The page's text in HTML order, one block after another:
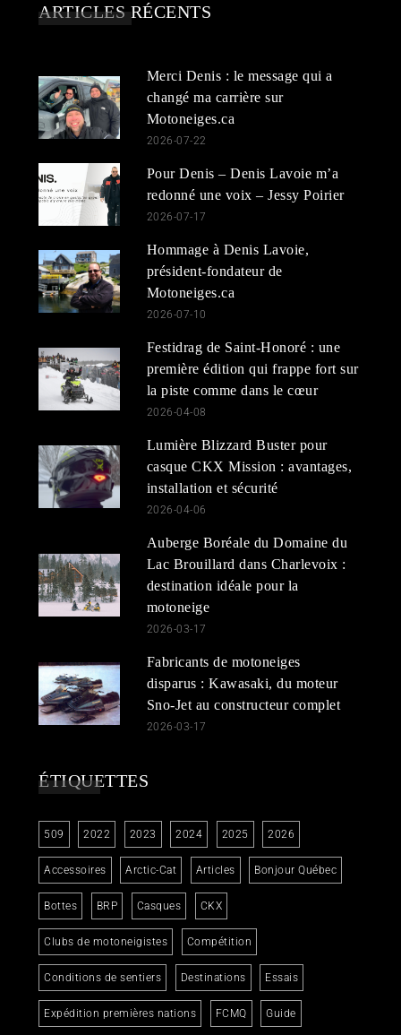
ARTICLES RÉCENTS
Merci Denis : le message qui a
changé ma carrière sur
Motoneiges.ca
2026-07-22
Pour Denis – Denis Lavoie m’a
redonné une voix – Jessy Poirier
2026-07-17
Hommage à Denis Lavoie,
président-fondateur de
Motoneiges.ca
2026-07-10
Festidrag de Saint-Honoré : une
première édition qui frappe fort sur
la piste comme dans le cœur
2026-04-08
Lumière Blizzard Buster pour
casque CKX Mission : avantages,
installation et sécurité
2026-04-06
Auberge Boréale du Domaine du
Lac Brouillard dans Charlevoix :
destination idéale pour la
motoneige
2026-03-17
Fabricants de motoneiges
disparus : Kawasaki, du moteur
Sno-Jet au constructeur complet
2026-03-17
ÉTIQUETTES
509 2022 2023 2024 2025 2026
Accessoires Arctic-Cat Articles Bonjour Québec
Bottes BRP Casques CKX
Clubs de motoneigistes Compétition
Conditions de sentiers Destinations Essais
Expédition premières nations FCMQ Guide